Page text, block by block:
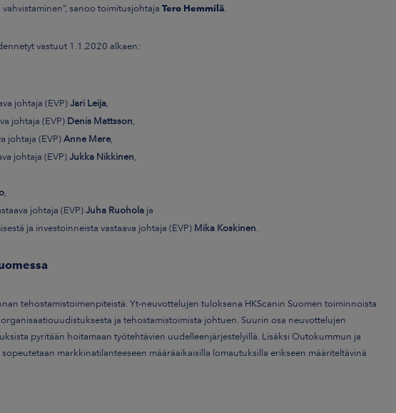
sanoo toimitusjohtaja Tero Hemmilä
vastuut 1.1.2020 alkaen:
johtaja (EVP)Jari Leija
johtaja (EVP) Denis Mattsson
johtaja (EVP)Anne Mere,
johtaja (EVP)Jukka Nikkinen
johtaja (EVP)Juha Ruohola ja
ja investoinneista vastaava johtaja (EVP) Mika Koskinen
tehostamistoimenpiteistä. Yt-neuvottelujen tuloksena HKScanin Suomen toiminnoista
ja tehostamistoimista johtuen. Suurin osa neuvottelujen
pyritään hoitamaan työtehtävien uudelleenjärjestelyillä. Lisäksi Outokummun ja
markkinatilanteeseen määräaikaisilla lomautuksilla erikseen määriteltävinä